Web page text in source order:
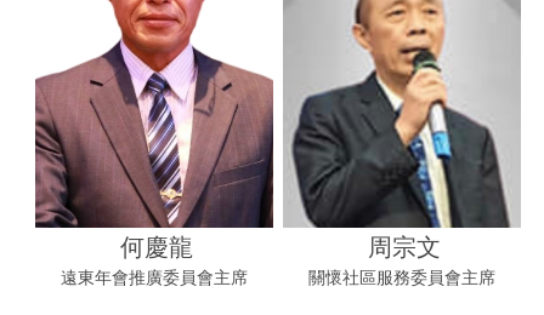
何慶龍
遠東年會推廣委員會主席
周宗文
關懷社區服務委員會主席